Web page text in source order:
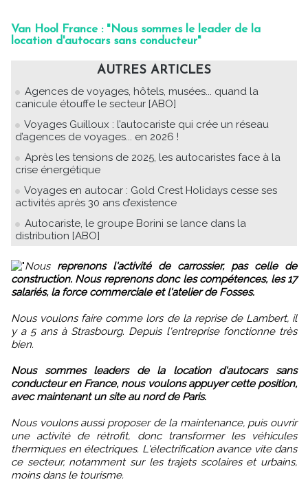
Van Hool France : "Nous sommes le leader de la
location d'autocars sans conducteur"
AUTRES ARTICLES
Agences de voyages, hôtels, musées... quand la
canicule étouffe le secteur [ABO]
Voyages Guilloux : l’autocariste qui crée un réseau
d’agences de voyages... en 2026 !
Après les tensions de 2025, les autocaristes face à la
crise énergétique
Voyages en autocar : Gold Crest Holidays cesse ses
activités après 30 ans d’existence
Autocariste, le groupe Borini se lance dans la
distribution [ABO]
"Nous reprenons l'activité de carrossier, pas celle de
construction. Nous reprenons donc les compétences, les 17
salariés, la force commerciale et l'atelier de Fosses.
Nous voulons faire comme lors de la reprise de Lambert, il
y a 5 ans à Strasbourg. Depuis l'entreprise fonctionne très
bien.
Nous sommes leaders de la location d'autocars sans
conducteur en France, nous voulons appuyer cette position,
avec maintenant un site au nord de Paris.
Nous voulons aussi proposer de la maintenance, puis ouvrir
une activité de rétrofit, donc transformer les véhicules
thermiques en électriques. L'électrification avance vite dans
ce secteur, notamment sur les trajets scolaires et urbains,
moins dans le tourisme.